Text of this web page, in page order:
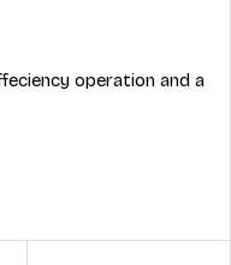
Legal info
operation and a